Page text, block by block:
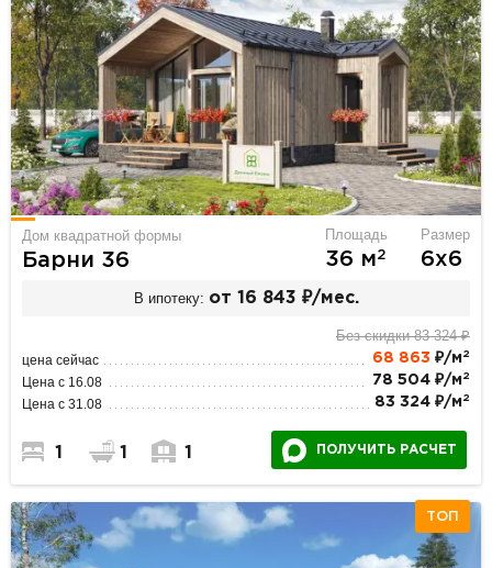
Дом квадратной формы
Барни 36
Площадь
36 м2
Размер
6х6
В ипотеку: от 16 843 ₽/мес.
Без скидки 83 324 ₽
цена сейчас 68 863 ₽/м 2
Цена с 16.08 78 504 ₽/м 2
Цена с 31.08 83 324 ₽/м 2
1 1 1 ПОЛУЧИТЬ РАСЧЕТ
ТОП